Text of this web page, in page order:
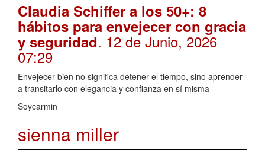
Claudia Schiffer a los 50+: 8
hábitos para envejecer con gracia
y seguridad. 12 de Junio, 2026
07:29
Envejecer bien no significa detener el tiempo, sino aprender
a transitarlo con elegancia y confianza en sí misma
Soycarmin
sienna miller